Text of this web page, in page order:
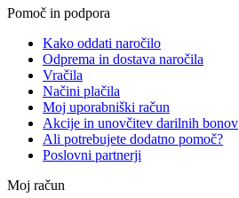
Pomoč in podpora
Kako oddati naročilo
Odprema in dostava naročila
Vračila
Načini plačila
Moj uporabniški račun
Akcije in unovčitev darilnih bonov
Ali potrebujete dodatno pomoč?
Poslovni partnerji
Moj račun